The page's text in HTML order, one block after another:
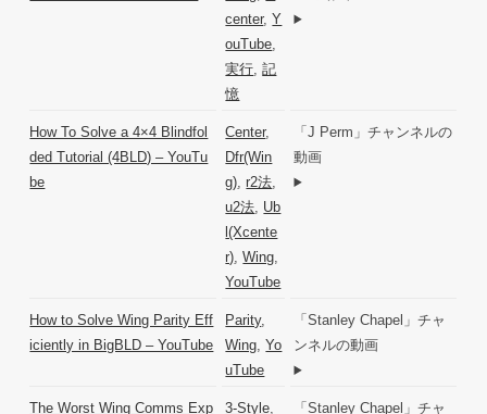
center,Y
ouTube,
実行,記
憶
How To Solve a 4×4 Blindfol
ded Tutorial (4BLD) – YouTu
be
Center,
Dfr(Win
g),r2法,
u2法, Ub
l(Xcente
r),Wing,
YouTube
「J Perm」チャンネルの
動画
How to Solve Wing Parity Eff
iciently in BigBLD – YouTube
Parity,
Wing,Yo
uTube
「Stanley Chapel」チャ
ンネルの動画
The Worst Wing Comms Exp
3-Style,
「Stanley Chapel」チャ